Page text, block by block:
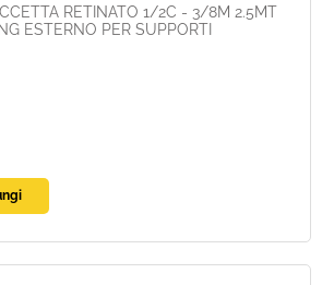
RETINATO 1/2C - 3/8M 2.5MT
ESTERNO PER SUPPORTI